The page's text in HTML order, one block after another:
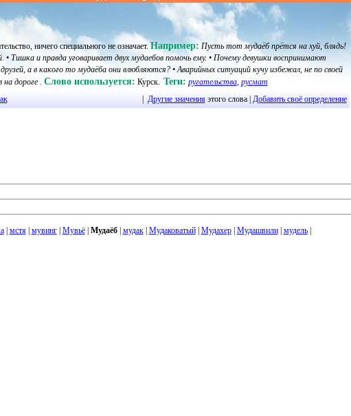
ничего специального не означает.Например: Пусть тот мудаёб прётся на хуй, блядь!
• Тишка и правда уговаривает двух мудаебов помочь ему. • Почему девушки воспринимают
а в какого то мудаёба они влюбляются? • Аварийных ситуаций кучу избежал, не по своей
на дороге . Слово используется: Курск. Теги: ругательства, русмат
Другие значенияэтого слова | Добавить своё определение
| мстя| мувинг| Мувьё| Мудаёб| мудак| Мудаковатый| Мудахер| Мудашвили| мудель|